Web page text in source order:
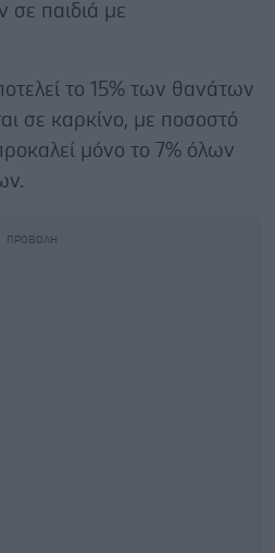
παιδιά με
το 15% των θανάτων
σε καρκίνο, με ποσοστό
μόνο το 7% όλων